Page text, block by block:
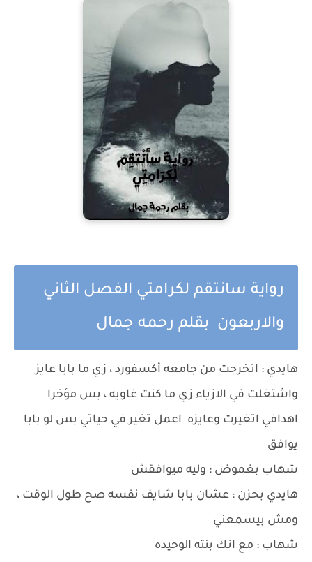
رواية سانتقم لكرامتي الفصل الثاني
والاربعون بقلم رحمه جمال
هايدي : اتخرجت من جامعه أكسفورد ، زي ما بابا عايز
واشتغلت في الازياء زي ما كنت غاويه ، بس مؤخرا
اهدافي اتغيرت وعايزه اعمل تغير في حياتي بس لو بابا
يوافق
شهاب بغموض : وليه ميوافقش
هايدي بحزن : عشان بابا شايف نفسه صح طول الوقت ،
ومش بيسمعني
شهاب : مع انك بنته الوحيده